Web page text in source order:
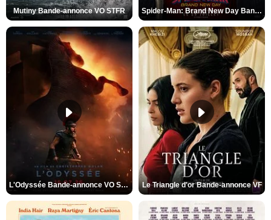
Mutiny Bande-annonce VO STFR Spider-Man: Brand New Day Bande-annonce VO STFR
L'Odyssée Bande-annonce VO STFR Le Triangle d'or Bande-annonce VF